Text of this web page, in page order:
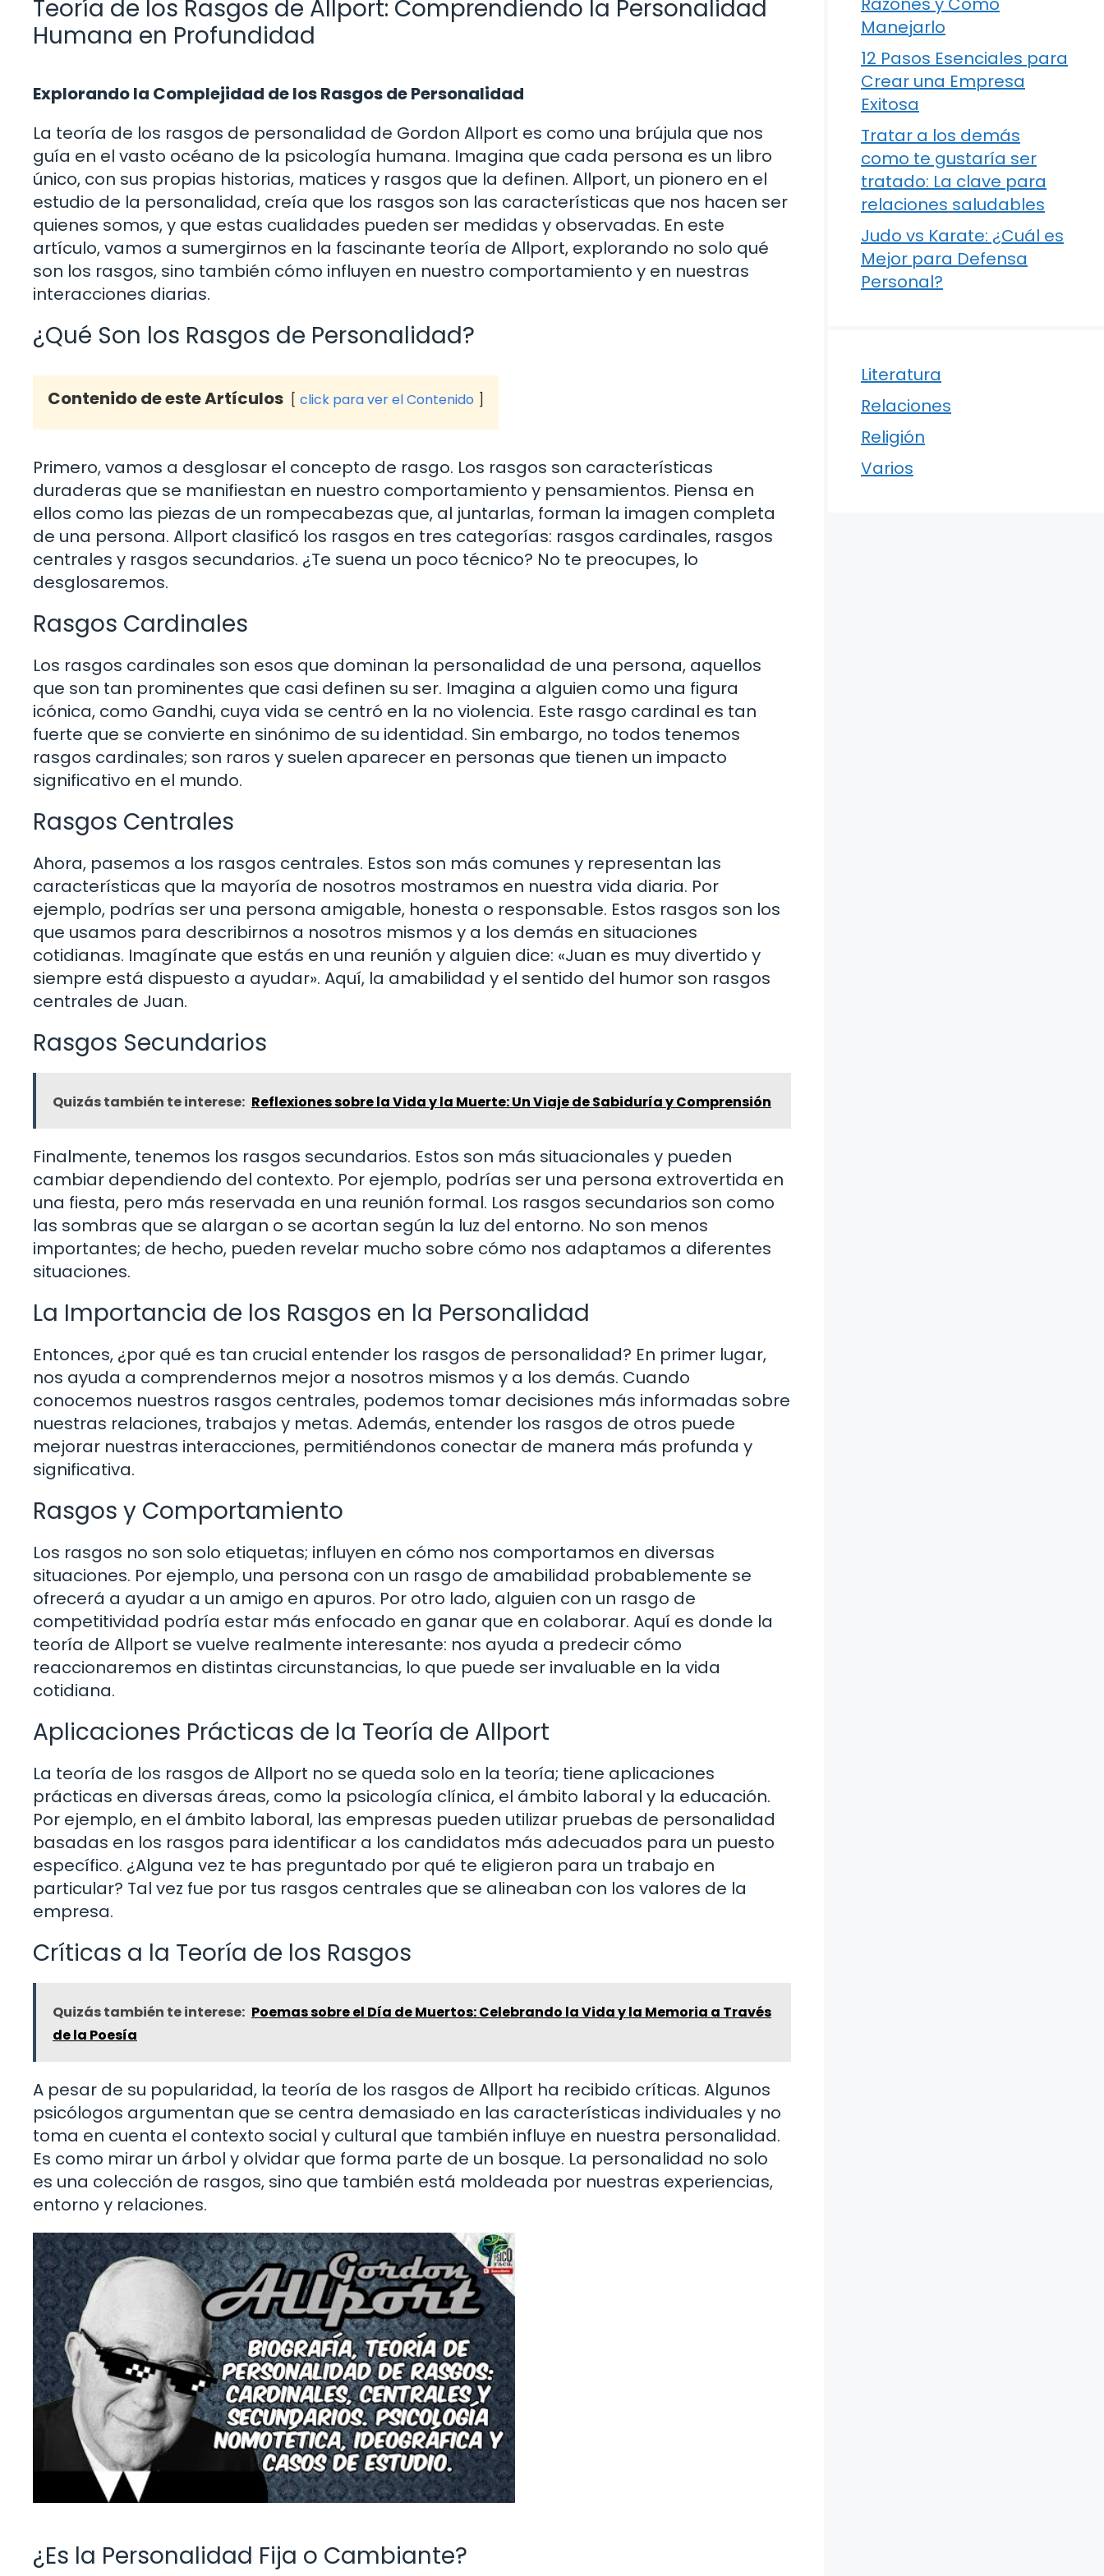
Teoría de los Rasgos de Allport: Comprendiendo la Personalidad
Humana en Profundidad
Explorando la Complejidad de los Rasgos de Personalidad
La teoría de los rasgos de personalidad de Gordon Allport es como una brújula que nos
guía en el vasto océano de la psicología humana. Imagina que cada persona es un libro
único, con sus propias historias, matices y rasgos que la definen. Allport, un pionero en el
estudio de la personalidad, creía que los rasgos son las características que nos hacen ser
quienes somos, y que estas cualidades pueden ser medidas y observadas. En este
artículo, vamos a sumergirnos en la fascinante teoría de Allport, explorando no solo qué
son los rasgos, sino también cómo influyen en nuestro comportamiento y en nuestras
interacciones diarias.
¿Qué Son los Rasgos de Personalidad?
Contenido de este Artículos click para ver el Contenido
Primero, vamos a desglosar el concepto de rasgo. Los rasgos son características
duraderas que se manifiestan en nuestro comportamiento y pensamientos. Piensa en
ellos como las piezas de un rompecabezas que, al juntarlas, forman la imagen completa
de una persona. Allport clasificó los rasgos en tres categorías: rasgos cardinales, rasgos
centrales y rasgos secundarios. ¿Te suena un poco técnico? No te preocupes, lo
desglosaremos.
Rasgos Cardinales
Los rasgos cardinales son esos que dominan la personalidad de una persona, aquellos
que son tan prominentes que casi definen su ser. Imagina a alguien como una figura
icónica, como Gandhi, cuya vida se centró en la no violencia. Este rasgo cardinal es tan
fuerte que se convierte en sinónimo de su identidad. Sin embargo, no todos tenemos
rasgos cardinales; son raros y suelen aparecer en personas que tienen un impacto
significativo en el mundo.
Rasgos Centrales
Ahora, pasemos a los rasgos centrales. Estos son más comunes y representan las
características que la mayoría de nosotros mostramos en nuestra vida diaria. Por
ejemplo, podrías ser una persona amigable, honesta o responsable. Estos rasgos son los
que usamos para describirnos a nosotros mismos y a los demás en situaciones
cotidianas. Imagínate que estás en una reunión y alguien dice: «Juan es muy divertido y
siempre está dispuesto a ayudar». Aquí, la amabilidad y el sentido del humor son rasgos
centrales de Juan.
Rasgos Secundarios
Quizás también te interese: Reflexiones sobre la Vida y la Muerte: Un Viaje de Sabiduría y Comprensión
Finalmente, tenemos los rasgos secundarios. Estos son más situacionales y pueden
cambiar dependiendo del contexto. Por ejemplo, podrías ser una persona extrovertida en
una fiesta, pero más reservada en una reunión formal. Los rasgos secundarios son como
las sombras que se alargan o se acortan según la luz del entorno. No son menos
importantes; de hecho, pueden revelar mucho sobre cómo nos adaptamos a diferentes
situaciones.
La Importancia de los Rasgos en la Personalidad
Entonces, ¿por qué es tan crucial entender los rasgos de personalidad? En primer lugar,
nos ayuda a comprendernos mejor a nosotros mismos y a los demás. Cuando
conocemos nuestros rasgos centrales, podemos tomar decisiones más informadas sobre
nuestras relaciones, trabajos y metas. Además, entender los rasgos de otros puede
mejorar nuestras interacciones, permitiéndonos conectar de manera más profunda y
significativa.
Rasgos y Comportamiento
Los rasgos no son solo etiquetas; influyen en cómo nos comportamos en diversas
situaciones. Por ejemplo, una persona con un rasgo de amabilidad probablemente se
ofrecerá a ayudar a un amigo en apuros. Por otro lado, alguien con un rasgo de
competitividad podría estar más enfocado en ganar que en colaborar. Aquí es donde la
teoría de Allport se vuelve realmente interesante: nos ayuda a predecir cómo
reaccionaremos en distintas circunstancias, lo que puede ser invaluable en la vida
cotidiana.
Aplicaciones Prácticas de la Teoría de Allport
La teoría de los rasgos de Allport no se queda solo en la teoría; tiene aplicaciones
prácticas en diversas áreas, como la psicología clínica, el ámbito laboral y la educación.
Por ejemplo, en el ámbito laboral, las empresas pueden utilizar pruebas de personalidad
basadas en los rasgos para identificar a los candidatos más adecuados para un puesto
específico. ¿Alguna vez te has preguntado por qué te eligieron para un trabajo en
particular? Tal vez fue por tus rasgos centrales que se alineaban con los valores de la
empresa.
Críticas a la Teoría de los Rasgos
Quizás también te interese: Poemas sobre el Día de Muertos: Celebrando la Vida y la Memoria a Través
de la Poesía
A pesar de su popularidad, la teoría de los rasgos de Allport ha recibido críticas. Algunos
psicólogos argumentan que se centra demasiado en las características individuales y no
toma en cuenta el contexto social y cultural que también influye en nuestra personalidad.
Es como mirar un árbol y olvidar que forma parte de un bosque. La personalidad no solo
es una colección de rasgos, sino que también está moldeada por nuestras experiencias,
entorno y relaciones.
¿Es la Personalidad Fija o Cambiante?
Manejarlo
12 Pasos Esenciales para
Crear una Empresa
Exitosa
Tratar a los demás
como te gustaría ser
tratado: La clave para
relaciones saludables
Judo vs Karate: ¿Cuál es
Mejor para Defensa
Personal?
Literatura
Relaciones
Religión
Varios